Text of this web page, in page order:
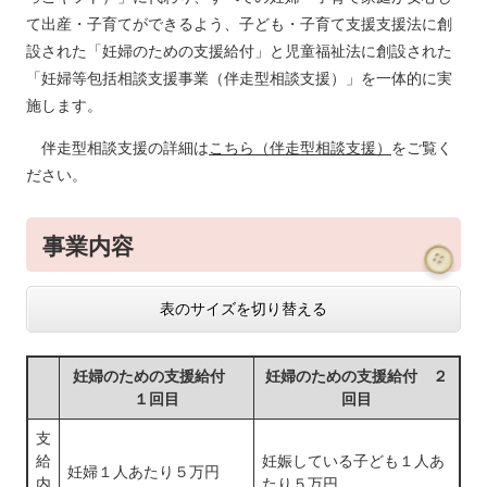
て出産・子育てができるよう、子ども・子育て支援支援法に創
設された「妊婦のための支援給付」と児童福祉法に創設された
「妊婦等包括相談支援事業（伴走型相談支援）」を一体的に実
施します。
伴走型相談支援の詳細はこちら（伴走型相談支援） をご覧く
ださい。
事業内容
表のサイズを切り替える
妊婦のための支援給付
１回目
妊婦のための支援給付 ２
回目
支
給
内
妊婦１人あたり５万円
妊娠している子ども１人あ
たり５万円